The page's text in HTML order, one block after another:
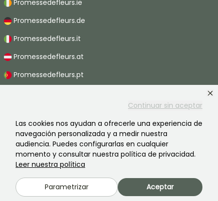
Continuar sin aceptar
Las cookies nos ayudan a ofrecerle una experiencia de
navegación personalizada y a medir nuestra
audiencia. Puedes configurarlas en cualquier
momento y consultar nuestra política de privacidad.
Leer nuestra política
Parametrizar Aceptar
Promessedefleurs.ie
Promessedefleurs.de
Promessedefleurs.it
Promessedefleurs.at
Promessedefleurs.pt
Promessedefleurs.ch
Información legal
Términos y condiciones
Política de privacidad
Promesse de fleurs, una empresa familiar al servicio de todos los